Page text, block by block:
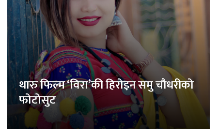
थारु फिल्म ‘विरा’की हिरोइन समु चौधरीको
फोटोसुट